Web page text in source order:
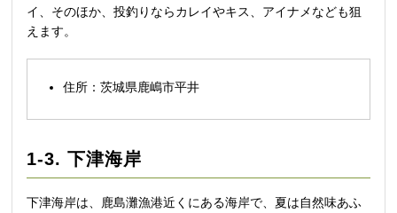
イ、そのほか、投釣りならカレイやキス、アイナメなども狙
えます。
住所：茨城県鹿嶋市平井
1-3. 下津海岸
下津海岸は、鹿島灘漁港近くにある海岸で、夏は自然味あふ